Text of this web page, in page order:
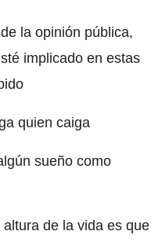
la opinión pública,
implicado en estas
quien caiga
sueño como
de la vida es que